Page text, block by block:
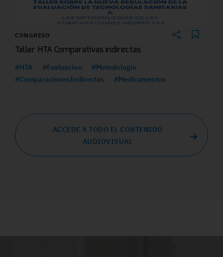
CONGRESO
Taller HTA Comparativas indirectas
#HTA #Evaluacion
#Metodologia
#ComparacionesIndirectas
#Medicamentos
ACCEDE A TODO EL CONTENIDO
AUDIOVISUAL